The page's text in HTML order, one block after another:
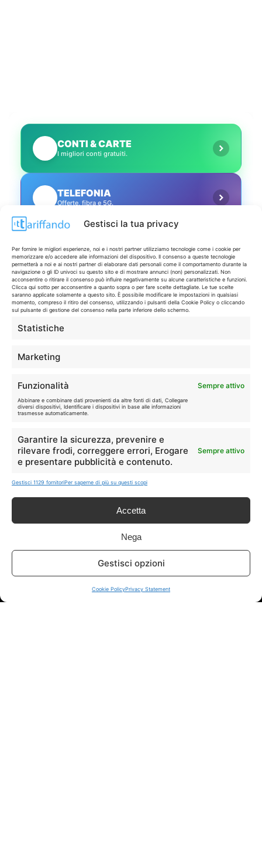
Gestisci la tua privacy
Per fornire le migliori esperienze, noi e i nostri partner utilizziamo tecnologie come i cookie per
memorizzare e/o accedere alle informazioni del dispositivo. Il consenso a queste tecnologie
permetterà a noi e ai nostri partner di elaborare dati personali come il comportamento durante la
navigazione o gli ID univoci su questo sito e di mostrare annunci (non) personalizzati. Non
acconsentire o ritirare il consenso può influire negativamente su alcune caratteristiche e funzioni.
Clicca qui sotto per acconsentire a quanto sopra o per fare scelte dettagliate. Le tue scelte
saranno applicate solamente a questo sito. È possibile modificare le impostazioni in qualsiasi
momento, compreso il ritiro del consenso, utilizzando i pulsanti della Cookie Policy o cliccando
sul pulsante di gestione del consenso nella parte inferiore dello schermo.
Statistiche
Marketing
Funzionalità Sempre attivo
Abbinare e combinare dati provenienti da altre fonti di dati, Collegare
diversi dispositivi, Identificare i dispositivi in base alle informazioni
trasmesse automaticamente.
Garantire la sicurezza, prevenire e
rilevare frodi, correggere errori, Erogare
e presentare pubblicità e contenuto.
Sempre attivo
Gestisci 1129 fornitoriPer saperne di più su questi scopi
Accetta
Nega
Gestisci opzioni
Cookie PolicyPrivacy Statement
CONTI & CARTE
I migliori conti gratuiti.
TELEFONIA
Offerte, fibra e 5G.
🔥 Le migliori occasioni oggi.
ISCRIVITI A TUTTO
Un click per tutti i canali! ➔
LIVE OFFERTE
🛒
Spesa
👗
🏠
Casa
💎
Extra
I marchi citati appartengono ai rispettivi proprietari. Le offerte
segnalate possono subire variazioni: verifica sempre le condizioni